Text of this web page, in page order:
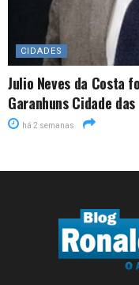
CIDADES
Julio Neves da Costa
Garanhuns Cidade
há 2 semanas